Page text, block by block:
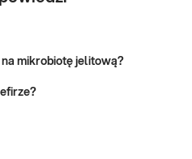
mikrobiotę jelitową?